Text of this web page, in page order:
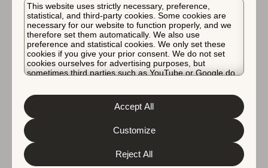
This website uses strictly necessary, preference,
statistical, and third-party cookies. Some cookies are
necessary for our website to function properly, and we
therefore set them automatically. We also use
preference and statistical cookies. We only set these
cookies if you give your prior consent. We do not set
cookies ourselves for advertising purposes, but
sometimes third parties such as YouTube or Google do.
about the protection of your personal data and the
different cookies we use, please read our
&
. You can customize your cookie settings
and preferences by clicking the “Customize” button.
Reject All
Customize
Accept All
る。
Lucas Riedinger